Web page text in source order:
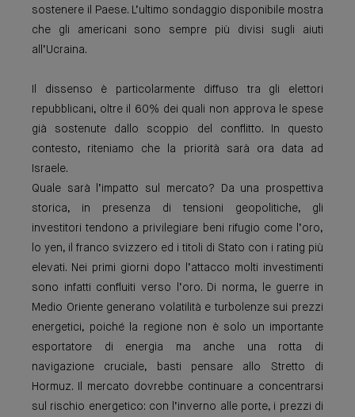
sostenere il Paese. L’ultimo sondaggio disponibile mostra
che gli americani sono sempre più divisi sugli aiuti
all’Ucraina.
Il dissenso è particolarmente diffuso tra gli elettori
repubblicani, oltre il 60% dei quali non approva le spese
già sostenute dallo scoppio del conflitto. In questo
contesto, riteniamo che la priorità sarà ora data ad
Israele.
Quale sarà l’impatto sul mercato? Da una prospettiva
storica, in presenza di tensioni geopolitiche, gli
investitori tendono a privilegiare beni rifugio come l’oro,
lo yen, il franco svizzero ed i titoli di Stato con i rating più
elevati. Nei primi giorni dopo l’attacco molti investimenti
sono infatti confluiti verso l’oro. Di norma, le guerre in
Medio Oriente generano volatilità e turbolenze sui prezzi
energetici, poiché la regione non è solo un importante
esportatore di energia ma anche una rotta di
navigazione cruciale, basti pensare allo Stretto di
Hormuz. Il mercato dovrebbe continuare a concentrarsi
sul rischio energetico: con l’inverno alle porte, i prezzi di